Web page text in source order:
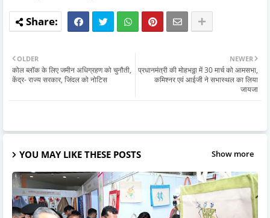
NEWER
प्रधानमंत्री की मोहभठ्ठा में 30 मार्च को आमसभा,
कमिश्नर एवं आईजी ने सभास्थल का लिया
जायजा
OLDER
कोल ब्लॉक के लिए जमीन अधिग्रहण को चुनौती,
केंद्र- राज्य सरकार, जिंदल को नोटिस
YOU MAY LIKE THESE POSTS Show more